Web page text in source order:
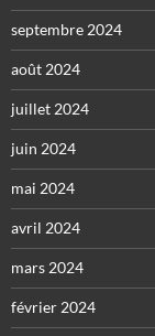
septembre 2024
août 2024
juillet 2024
juin 2024
mai 2024
avril 2024
mars 2024
février 2024